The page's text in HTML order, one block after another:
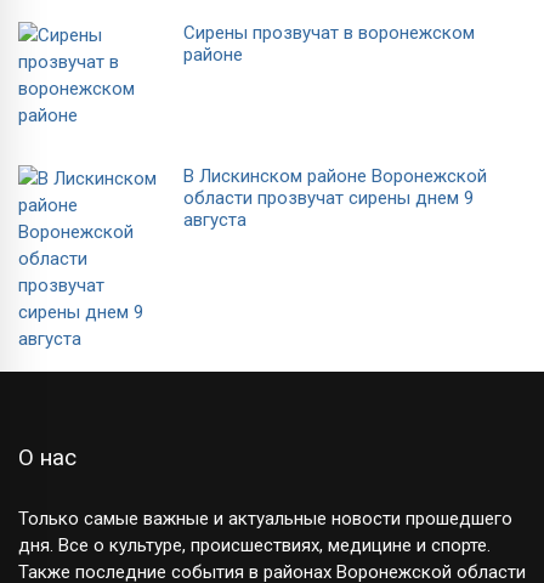
Сирены прозвучат в воронежском
районе
В Лискинском районе Воронежской
области прозвучат сирены днем 9
августа
О нас
Только самые важные и актуальные новости прошедшего
дня. Все о культуре, происшествиях, медицине и спорте.
Также последние события в районах Воронежской области